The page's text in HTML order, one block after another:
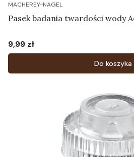
MACHEREY-NAGEL
Pasek badania twardości wody
Cena
9,99 zł
Do koszyka